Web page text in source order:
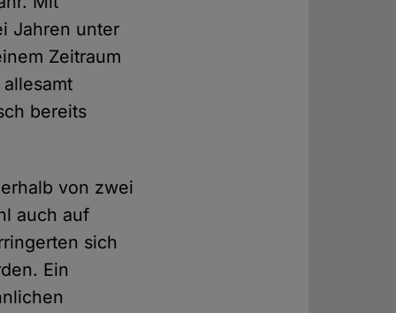
Jahren unter
Zeitraum
bereits
von zwei
auch auf
sich
Ein